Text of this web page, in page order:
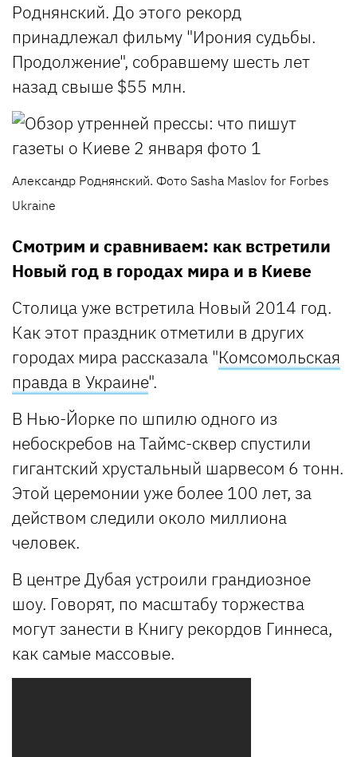
Роднянский. До этого рекорд
принадлежал фильму "Ирония судьбы.
Продолжение", собравшему шесть лет
назад свыше $55 млн.
Александр Роднянский. Фото Sasha Maslov for Forbes
Ukraine
Смотрим и сравниваем: как встретили
Новый год в городах мира и в Киеве
Столица уже встретила Новый 2014 год.
Как этот праздник отметили в других
городах мира рассказала "Комсомольская
правда в Украине".
В Нью-Йорке по шпилю одного из
небоскребов на Таймс-сквер спустили
гигантский хрустальный шарвесом 6 тонн.
Этой церемонии уже более 100 лет, за
действом следили около миллиона
человек.
В центре Дубая устроили грандиозное
шоу. Говорят, по масштабу торжества
могут занести в Книгу рекордов Гиннеса,
как самые массовые.